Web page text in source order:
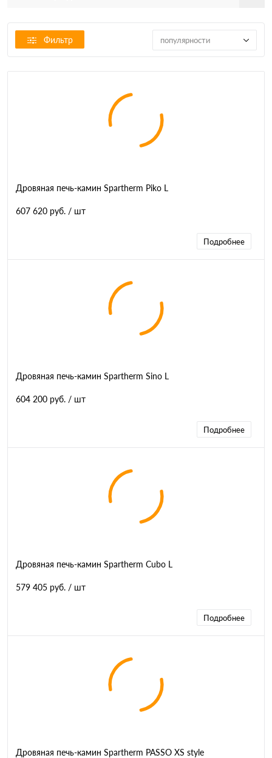
Фильтр популярности
Дровяная печь-камин Spartherm Piko L
607 620 руб. / шт
Подробнее
Дровяная печь-камин Spartherm Sino L
604 200 руб. / шт
Подробнее
Дровяная печь-камин Spartherm Cubo L
579 405 руб. / шт
Подробнее
Дровяная печь-камин Spartherm PASSO XS style